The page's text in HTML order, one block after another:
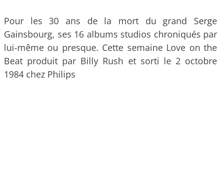
Pour les 30 ans de la mort du grand Serge
Gainsbourg, ses 16 albums studios chroniqués par
lui-même ou presque. Cette semaine Love on the
Beat produit par Billy Rush et sorti le 2 octobre
1984 chez Philips